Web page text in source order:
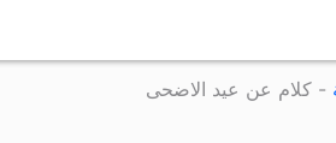
- كلام عن عيد الاضحى